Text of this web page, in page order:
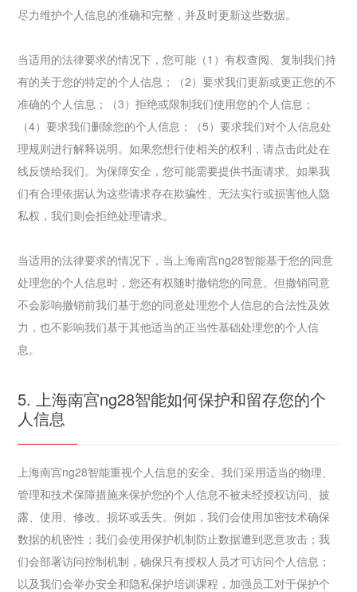
尽力维护个人信息的准确和完整，并及时更新这些数据。
当适用的法律要求的情况下，您可能（1）有权查阅、复制我们持
有的关于您的特定的个人信息；（2）要求我们更新或更正您的不
准确的个人信息；（3）拒绝或限制我们使用您的个人信息；
（4）要求我们删除您的个人信息；（5）要求我们对个人信息处
理规则进行解释说明。如果您想行使相关的权利，请点击此处在
线反馈给我们。为保障安全，您可能需要提供书面请求。如果我
们有合理依据认为这些请求存在欺骗性、无法实行或损害他人隐
私权，我们则会拒绝处理请求。
当适用的法律要求的情况下，当上海南宫ng28智能基于您的同意
处理您的个人信息时，您还有权随时撤销您的同意。但撤销同意
不会影响撤销前我们基于您的同意处理您个人信息的合法性及效
力，也不影响我们基于其他适当的正当性基础处理您的个人信
息。
5. 上海南宫ng28智能如何保护和留存您的个
人信息
上海南宫ng28智能重视个人信息的安全。我们采用适当的物理、
管理和技术保障措施来保护您的个人信息不被未经授权访问、披
露、使用、修改、损坏或丢失。例如，我们会使用加密技术确保
数据的机密性；我们会使用保护机制防止数据遭到恶意攻击；我
们会部署访问控制机制，确保只有授权人员才可访问个人信息；
以及我们会举办安全和隐私保护培训课程，加强员工对于保护个